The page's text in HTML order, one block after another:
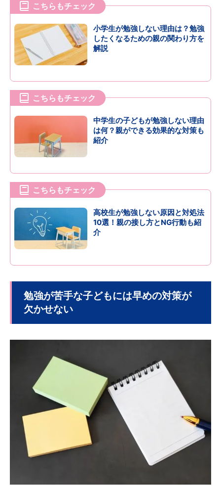
こちらもチェック
小学生が勉強しない理由は？勉強
したくなるための親の関わり方を
解説
こちらもチェック
中学生の子どもが勉強しない理由
は何？親ができる効果的な対策も
紹介
こちらもチェック
高校生が勉強しない原因と対処法
10選！親の接し方とNG行動も紹
介
勉強が苦手な子どもには早めの対策が
欠かせない